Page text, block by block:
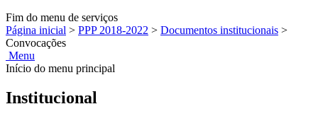
Fim do menu de serviços
Página inicial > PPP 2018-2022 > Documentos institucionais >
Convocações
Menu
Início do menu principal
Institucional